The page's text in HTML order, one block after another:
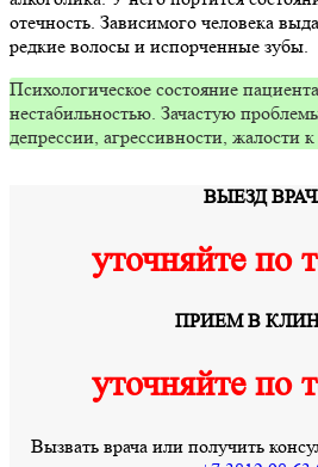
отечность. Зависимого человека
редкие волосы и испорченные зубы.
Психологическое состояние
нестабильностью. Зачастую
депрессии, агрессивности, жалости к
ВЫЕЗД
уточняйте по
ПРИЕМ В
уточняйте по
Вызвать врача или получить